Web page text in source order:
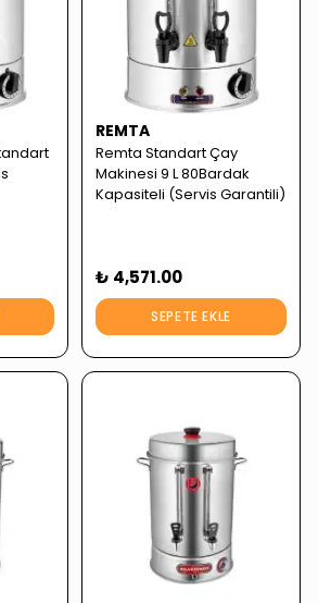
REMTA
Remta Standart Çay
Makinesi 9 L 80Bardak
Kapasiteli (Servis Garantili)
₺ 4,571.00
SEPETE EKLE